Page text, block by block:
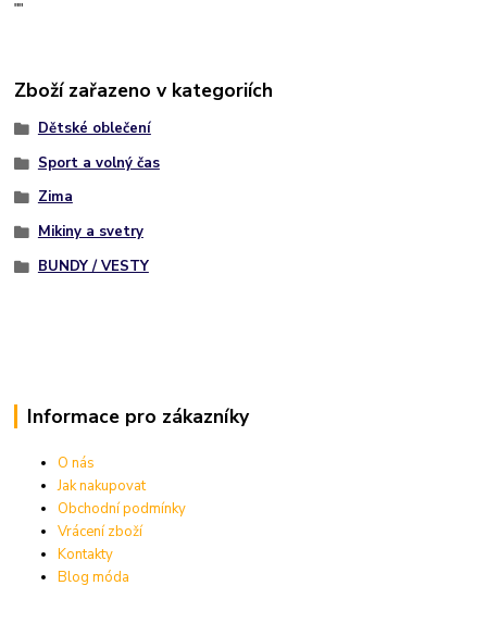
""
Zboží zařazeno v kategoriích
Dětské oblečení
Sport a volný čas
Zima
Mikiny a svetry
BUNDY / VESTY
Informace pro zákazníky
O nás
Jak nakupovat
Obchodní podmínky
Vrácení zboží
Kontakty
Blog móda